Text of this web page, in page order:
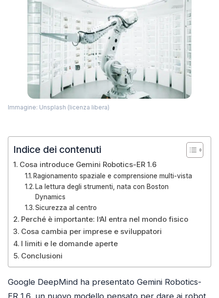
Immagine: Unsplash (licenza libera)
Indice dei contenuti
Cosa introduce Gemini Robotics-ER 1.6
Ragionamento spaziale e comprensione multi-vista
La lettura degli strumenti, nata con Boston
Dynamics
Sicurezza al centro
Perché è importante: l’AI entra nel mondo fisico
Cosa cambia per imprese e sviluppatori
I limiti e le domande aperte
Conclusioni
Google DeepMind ha presentato Gemini Robotics-